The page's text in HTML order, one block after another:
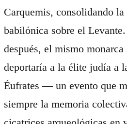
Carquemis, consolidando la
babilónica sobre el
después, el mismo
deportaría a la élite judía a
Éufrates — un evento que
siempre la memoria